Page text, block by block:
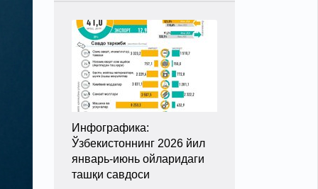
Инфографика:
Ўзбекистоннинг 2026 йил
январь-июнь ойларидаги
ташқи савдоси